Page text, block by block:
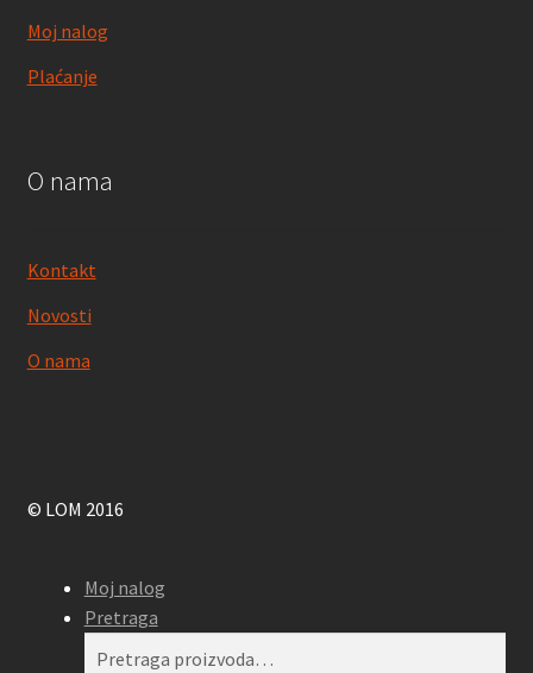
Moj nalog
Plaćanje
O nama
Kontakt
Novosti
O nama
© LOM 2016
Moj nalog
Pretraga